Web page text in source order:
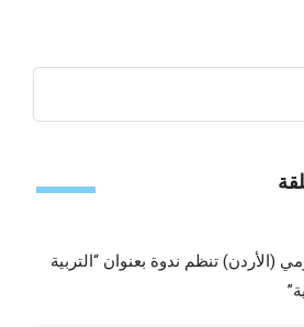
(الأردن) تنظم ندوة بعنوان “التربية